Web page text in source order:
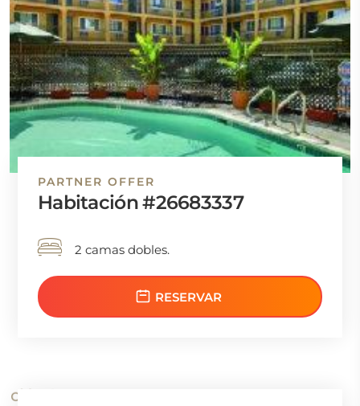
PARTNER OFFER
Habitación #26683337
2 camas dobles.
RESERVAR